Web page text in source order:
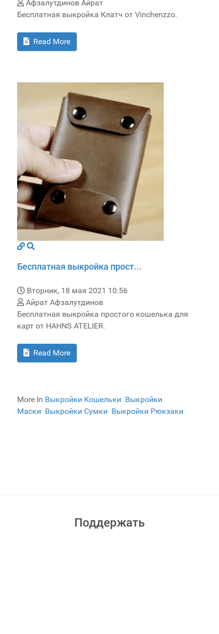
Афзалутдинов Айрат
Бесплатная выкройка Клатч от Vinchenzzo.
Read More
Бесплатная выкройка прост...
Вторник, 18 мая 2021 10:56
Айрат Афзалутдинов
Бесплатная выкройка простого кошелька для
карт от HAHNS ATELIER.
Read More
More In Выкройки Кошельки Выкройки
Маски Выкройки Сумки Выкройки Рюкзаки
Поддержать